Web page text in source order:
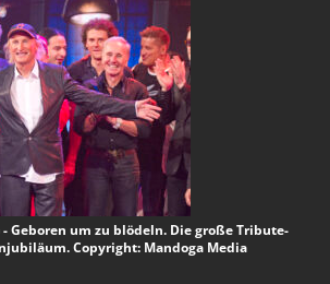
- Geboren um zu blödeln. Die große Tribute-
Copyright: Mandoga Media